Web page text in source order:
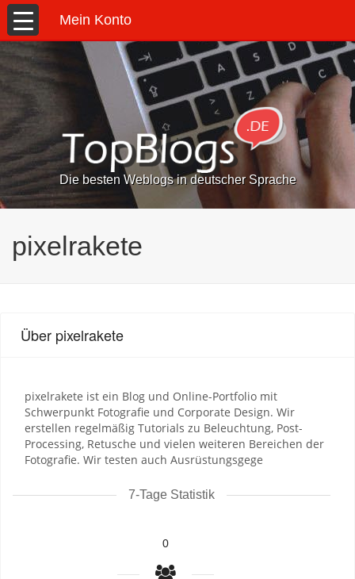
Mein Konto
Die besten Weblogs in deutscher Sprache
pixelrakete
Über pixelrakete
pixelrakete ist ein Blog und Online-Portfolio mit
Schwerpunkt Fotografie und Corporate Design. Wir
erstellen regelmäßig Tutorials zu Beleuchtung, Post-
Processing, Retusche und vielen weiteren Bereichen der
Fotografie. Wir testen auch Ausrüstungsgege
7-Tage Statistik
0